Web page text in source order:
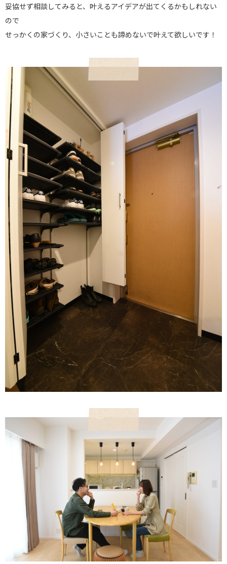
妥協せず相談してみると、叶えるアイデアが出てくるかもしれない
ので
せっかくの家づくり、小さいことも諦めないで叶えて欲しいです！